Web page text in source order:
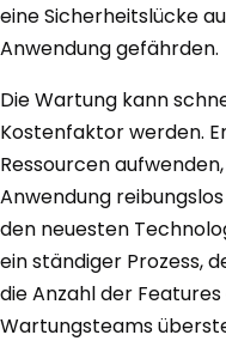
eine Sicherheitslücke
Anwendung gefährden.
Die Wartung kann
Kostenfaktor werden.
Ressourcen
Anwendung
den neuesten
ein ständiger Prozess,
die Anzahl der
Wartungsteams